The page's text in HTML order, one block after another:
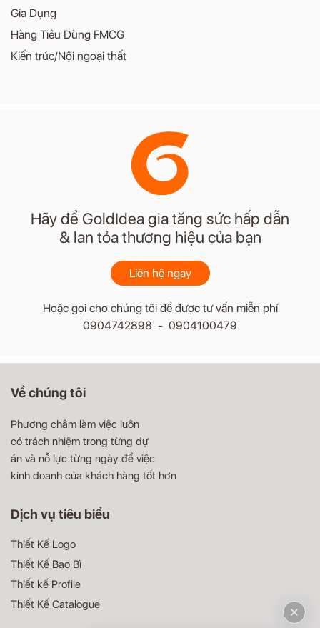
Gia Dụng
Hàng Tiêu Dùng FMCG
Kiến trúc/Nội ngoại thất
Hãy để GoldIdea gia tăng sức hấp dẫn
& lan tỏa thương hiệu của bạn
Liên hệ ngay
Hoặc gọi cho chúng tôi để được tư vấn miễn phí
0904742898 - 0904100479
Về chúng tôi
Phương châm làm việc luôn
có trách nhiệm trong từng dự
án và nỗ lực từng ngày để việc
kinh doanh của khách hàng tốt hơn
Dịch vụ tiêu biểu
Thiết Kế Logo
Thiết Kế Bao Bì
Thiết kế Profile
Thiết Kế Catalogue